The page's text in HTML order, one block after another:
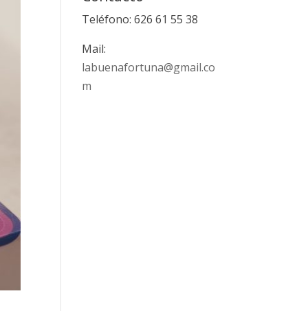
Teléfono: 626 61 55 38
Mail:
labuenafortuna@gmail.co
m